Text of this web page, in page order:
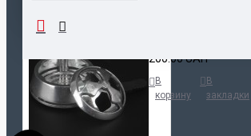
200.00 UAH
В
корзину
В
закладки